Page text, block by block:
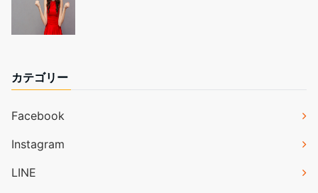
カテゴリー
Facebook
Instagram
LINE